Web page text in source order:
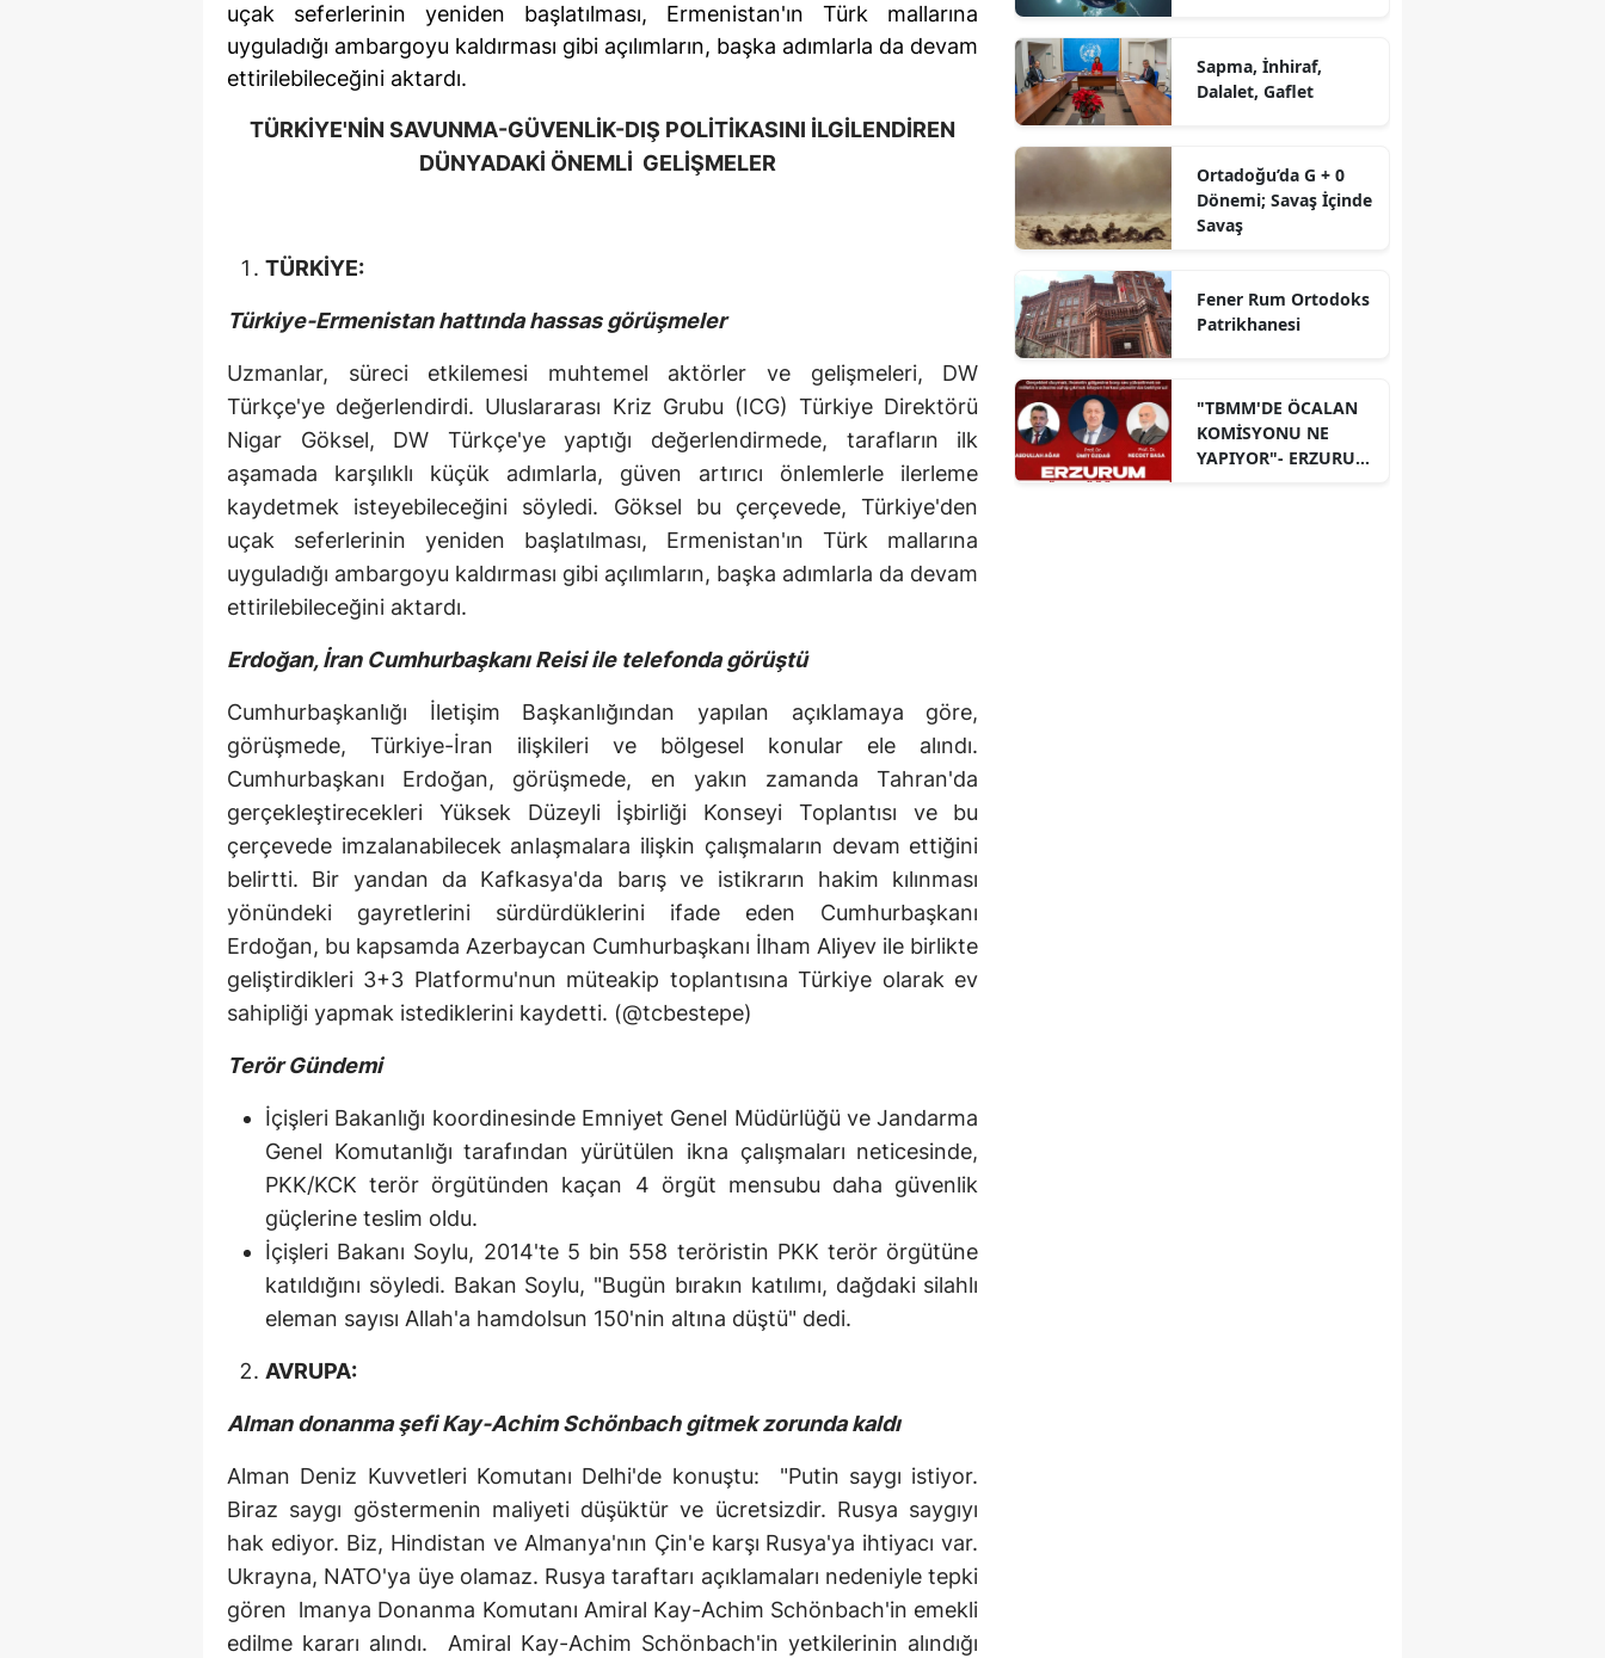
uçak seferlerinin yeniden başlatılması, Ermenistan'ın Türk mallarına
uyguladığı ambargoyu kaldırması gibi açılımların, başka adımlarla da devam
ettirilebileceğini aktardı.
TÜRKİYE'NİN SAVUNMA-GÜVENLİK-DIŞ POLİTİKASINI İLGİLENDİREN
DÜNYADAKİ ÖNEMLİ GELİŞMELER
TÜRKİYE:
Türkiye-Ermenistan hattında hassas görüşmeler
Uzmanlar, süreci etkilemesi muhtemel aktörler ve gelişmeleri, DW
Türkçe'ye değerlendirdi. Uluslararası Kriz Grubu (ICG) Türkiye Direktörü
Nigar Göksel, DW Türkçe'ye yaptığı değerlendirmede, tarafların ilk
aşamada karşılıklı küçük adımlarla, güven artırıcı önlemlerle ilerleme
kaydetmek isteyebileceğini söyledi. Göksel bu çerçevede, Türkiye'den
uçak seferlerinin yeniden başlatılması, Ermenistan'ın Türk mallarına
uyguladığı ambargoyu kaldırması gibi açılımların, başka adımlarla da devam
ettirilebileceğini aktardı.
Erdoğan, İran Cumhurbaşkanı Reisi ile telefonda görüştü
Cumhurbaşkanlığı İletişim Başkanlığından yapılan açıklamaya göre,
görüşmede, Türkiye-İran ilişkileri ve bölgesel konular ele alındı.
Cumhurbaşkanı Erdoğan, görüşmede, en yakın zamanda Tahran'da
gerçekleştirecekleri Yüksek Düzeyli İşbirliği Konseyi Toplantısı ve bu
çerçevede imzalanabilecek anlaşmalara ilişkin çalışmaların devam ettiğini
belirtti. Bir yandan da Kafkasya'da barış ve istikrarın hakim kılınması
yönündeki gayretlerini sürdürdüklerini ifade eden Cumhurbaşkanı
Erdoğan, bu kapsamda Azerbaycan Cumhurbaşkanı İlham Aliyev ile birlikte
geliştirdikleri 3+3 Platformu'nun müteakip toplantısına Türkiye olarak ev
sahipliği yapmak istediklerini kaydetti. (@tcbestepe)
Terör Gündemi
İçişleri Bakanlığı koordinesinde Emniyet Genel Müdürlüğü ve Jandarma
Genel Komutanlığı tarafından yürütülen ikna çalışmaları neticesinde,
PKK/KCK terör örgütünden kaçan 4 örgüt mensubu daha güvenlik
güçlerine teslim oldu.
İçişleri Bakanı Soylu, 2014'te 5 bin 558 teröristin PKK terör örgütüne
katıldığını söyledi. Bakan Soylu, "Bugün bırakın katılımı, dağdaki silahlı
eleman sayısı Allah'a hamdolsun 150'nin altına düştü" dedi.
AVRUPA:
Alman donanma şefi Kay-Achim Schönbach gitmek zorunda kaldı
Alman Deniz Kuvvetleri Komutanı Delhi'de konuştu: "Putin saygı istiyor.
Biraz saygı göstermenin maliyeti düşüktür ve ücretsizdir. Rusya saygıyı
hak ediyor. Biz, Hindistan ve Almanya'nın Çin'e karşı Rusya'ya ihtiyacı var.
Ukrayna, NATO'ya üye olamaz. Rusya taraftarı açıklamaları nedeniyle tepki
gören lmanya Donanma Komutanı Amiral Kay-Achim Schönbach'in emekli
edilme kararı alındı. Amiral Kay-Achim Schönbach'in yetkilerinin alındığı
Sapma, İnhiraf,
Dalalet, Gaflet
Ortadoğu’da G + 0
Dönemi; Savaş İçinde
Savaş
Fener Rum Ortodoks
Patrikhanesi
"TBMM'DE ÖCALAN
KOMİSYONU NE
YAPIYOR"- ERZURUM